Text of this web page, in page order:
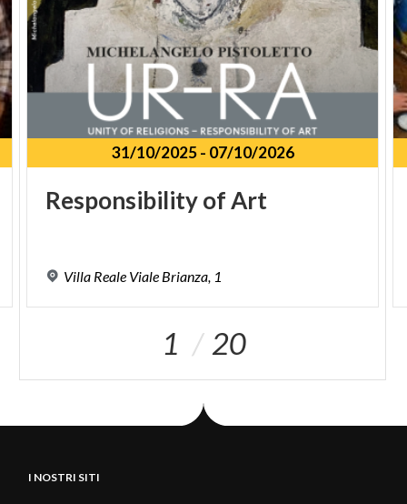
31/10/2025- 07/10/2026
ResponsibilityofArt
Villa Reale Viale Brianza, 1
1 20
I NOSTRI SITI